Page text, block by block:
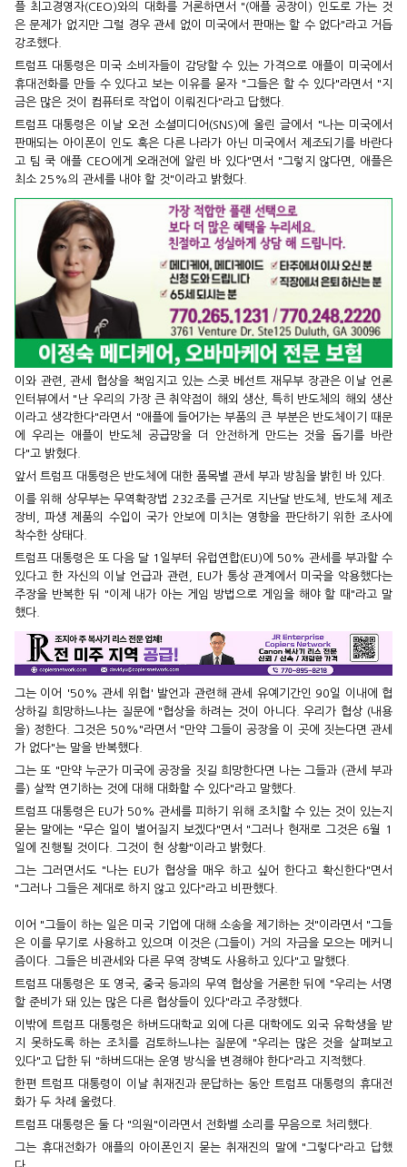
플 최고경영자(CEO)와의 대화를 거론하면서 "(애플 공장이) 인도로 가는 것
은 문제가 없지만 그럴 경우 관세 없이 미국에서 판매는 할 수 없다"라고 거듭
강조했다.
트럼프 대통령은 미국 소비자들이 감당할 수 있는 가격으로 애플이 미국에서
휴대전화를 만들 수 있다고 보는 이유를 묻자 "그들은 할 수 있다"라면서 "지
금은 많은 것이 컴퓨터로 작업이 이뤄진다"라고 답했다.
트럼프 대통령은 이날 오전 소셜미디어(SNS)에 올린 글에서 "나는 미국에서
판매되는 아이폰이 인도 혹은 다른 나라가 아닌 미국에서 제조되기를 바란다
고 팀 쿡 애플 CEO에게 오래전에 알린 바 있다"면서 "그렇지 않다면, 애플은
최소 25%의 관세를 내야 할 것"이라고 밝혔다.
이와 관련, 관세 협상을 책임지고 있는 스콧 베선트 재무부 장관은 이날 언론
인터뷰에서 "난 우리의 가장 큰 취약점이 해외 생산, 특히 반도체의 해외 생산
이라고 생각한다"라면서 "애플에 들어가는 부품의 큰 부분은 반도체이기 때문
에 우리는 애플이 반도체 공급망을 더 안전하게 만드는 것을 돕기를 바란
다"고 밝혔다.
앞서 트럼프 대통령은 반도체에 대한 품목별 관세 부과 방침을 밝힌 바 있다.
이를 위해 상무부는 무역확장법 232조를 근거로 지난달 반도체, 반도체 제조
장비, 파생 제품의 수입이 국가 안보에 미치는 영향을 판단하기 위한 조사에
착수한 상태다.
트럼프 대통령은 또 다음 달 1일부터 유럽연합(EU)에 50% 관세를 부과할 수
있다고 한 자신의 이날 언급과 관련, EU가 통상 관계에서 미국을 악용했다는
주장을 반복한 뒤 "이제 내가 아는 게임 방법으로 게임을 해야 할 때"라고 말
했다.
그는 이어 '50% 관세 위협' 발언과 관련해 관세 유예기간인 90일 이내에 협
상하길 희망하느냐는 질문에 "협상을 하려는 것이 아니다. 우리가 협상 (내용
을) 정한다. 그것은 50%"라면서 "만약 그들이 공장을 이 곳에 짓는다면 관세
가 없다"는 말을 반복했다.
그는 또 "만약 누군가 미국에 공장을 짓길 희망한다면 나는 그들과 (관세 부과
를) 살짝 연기하는 것에 대해 대화할 수 있다"라고 말했다.
트럼프 대통령은 EU가 50% 관세를 피하기 위해 조치할 수 있는 것이 있는지
묻는 말에는 "무슨 일이 벌어질지 보겠다"면서 "그러나 현재로 그것은 6월 1
일에 진행될 것이다. 그것이 현 상황"이라고 밝혔다.
그는 그러면서도 "나는 EU가 협상을 매우 하고 싶어 한다고 확신한다"면서
"그러나 그들은 제대로 하지 않고 있다"라고 비판했다.
이어 "그들이 하는 일은 미국 기업에 대해 소송을 제기하는 것"이라면서 "그들
은 이를 무기로 사용하고 있으며 이것은 (그들이) 거의 자금을 모으는 메커니
즘이다. 그들은 비관세와 다른 무역 장벽도 사용하고 있다"고 말했다.
트럼프 대통령은 또 영국, 중국 등과의 무역 협상을 거론한 뒤에 "우리는 서명
할 준비가 돼 있는 많은 다른 협상들이 있다"라고 주장했다.
이밖에 트럼프 대통령은 하버드대학교 외에 다른 대학에도 외국 유학생을 받
지 못하도록 하는 조치를 검토하느냐는 질문에 "우리는 많은 것을 살펴보고
있다"고 답한 뒤 "하버드대는 운영 방식을 변경해야 한다"라고 지적했다.
한편 트럼프 대통령이 이날 취재진과 문답하는 동안 트럼프 대통령의 휴대전
화가 두 차례 울렸다.
트럼프 대통령은 둘 다 "의원"이라면서 전화벨 소리를 무음으로 처리했다.
그는 휴대전화가 애플의 아이폰인지 묻는 취재진의 말에 "그렇다"라고 답했